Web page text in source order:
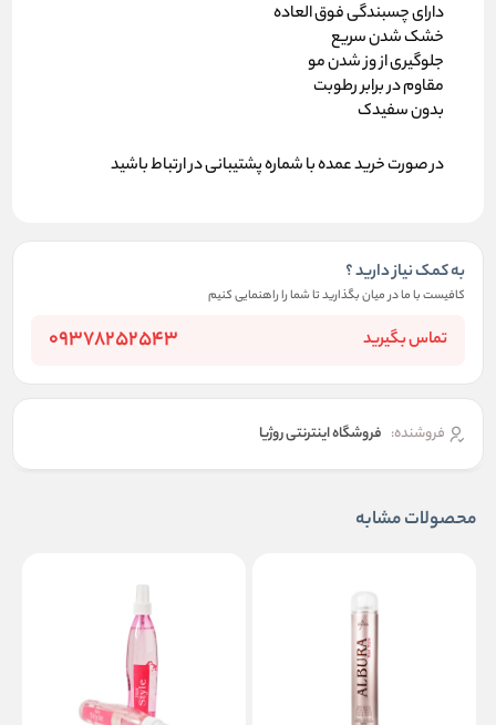
دارای چسبندگی فوق العاده
خشک شدن سریع
جلوگیری از وز شدن مو
مقاوم در برابر رطوبت
بدون سفیدک
در صورت خرید عمده با شماره پشتیبانی در ارتباط باشید
به کمک نیاز دارید ؟
کافیست با ما در میان بگذارید تا شما را راهنمایی کنیم
تماس بگیرید 09378252543
فروشنده: فروشگاه اینترنتی روژیا
محصولات مشابه